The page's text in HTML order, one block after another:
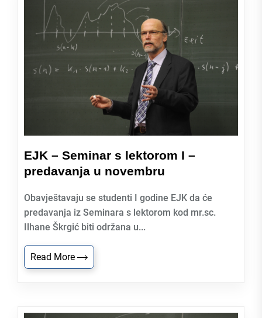
EJK – Seminar s lektorom I –
predavanja u novembru
Obavještavaju se studenti I godine EJK da će
predavanja iz Seminara s lektorom kod mr.sc.
Ilhane Škrgić biti održana u...
Read More